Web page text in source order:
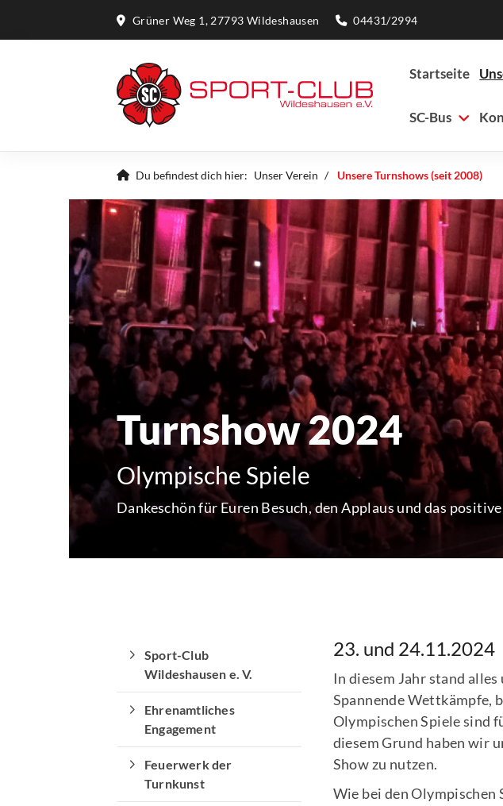
Grüner Weg 1, 27793 Wildeshausen 04431/2994
Startseite
SC-Bus
Du befindest dich hier: Unser Verein Unsere Turnshows (seit 2008)
Turnshow 2024
Olympische Spiele
Dankeschön für Euren Besuch, den Applaus und das
23. und 24.11.2024
In diesem Jahr stand
Spannende Wettkämpfe,
Olympischen Spiele sind
diesem Grund haben wir
Show zu nutzen.
Wie bei den Olympischen
Sport-Club
Wildeshausen e. V.
Ehrenamtliches
Engagement
Feuerwerk der
Turnkunst
Quicklinks
Sportangebote finden
Unser Sportangebot
Sportsuche
Mitglieder-
Alles zur
Downloads